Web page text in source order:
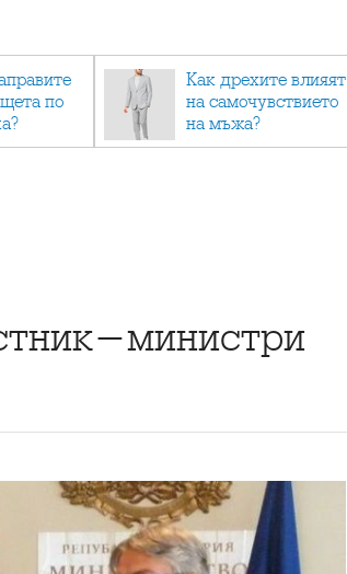
по
Как дрехите влияят
на самочувствието
на мъжа?
министри